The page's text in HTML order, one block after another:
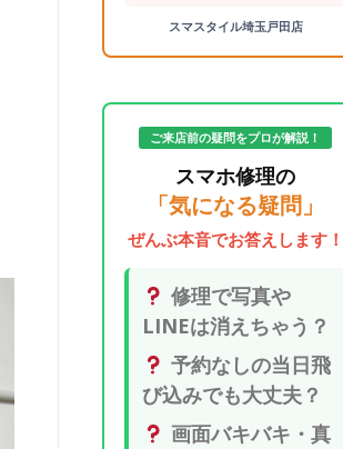
スマスタイル埼玉戸田店
ご来店前の疑問をプロが解説！
スマホ修理の
「気になる疑問」
ぜんぶ本音でお答えします！
修理で写真や
LINEは消えちゃう？
予約なしの当日飛
び込みでも大丈夫？
画面バキバキ・真